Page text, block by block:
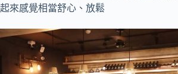
起來感覺相當舒心、放鬆